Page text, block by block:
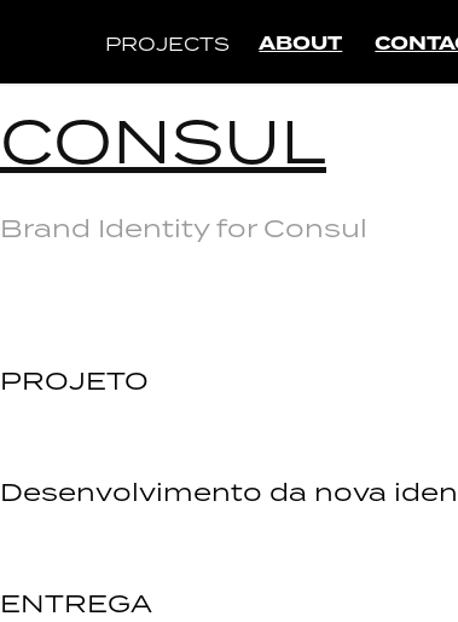
PROJECTS ABOUT
CONSUL
Brand Identity for Consul
PROJETO
Desenvolvimento da nova
ENTREGA